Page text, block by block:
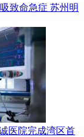
致命急症 苏州明
医院完成湾区首